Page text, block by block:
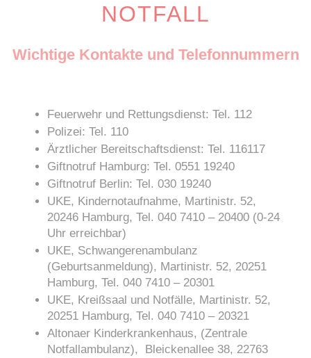
NOTFALL
Wichtige Kontakte und Telefonnummern
Feuerwehr und Rettungsdienst: Tel. 112
Polizei: Tel. 110
Ärztlicher Bereitschaftsdienst: Tel. 116117
Giftnotruf Hamburg: Tel. 0551 19240
Giftnotruf Berlin: Tel. 030 19240
UKE, Kindernotaufnahme, Martinistr. 52,
20246 Hamburg, Tel. 040 7410 – 20400 (0-24
Uhr erreichbar)
UKE, Schwangerenambulanz
(Geburtsanmeldung), Martinistr. 52, 20251
Hamburg, Tel. 040 7410 – 20301
UKE, Kreißsaal und Notfälle, Martinistr. 52,
20251 Hamburg, Tel. 040 7410 – 20321
Altonaer Kinderkrankenhaus, (Zentrale
Notfallambulanz), Bleickenallee 38, 22763